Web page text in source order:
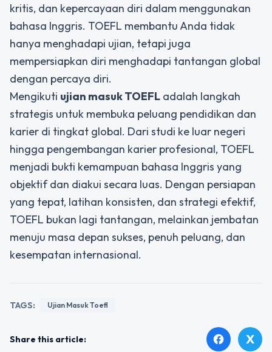
kritis, dan kepercayaan diri dalam menggunakan
bahasa Inggris. TOEFL membantu Anda tidak
hanya menghadapi ujian, tetapi juga
mempersiapkan diri menghadapi tantangan global
dengan percaya diri.
Mengikuti ujian masuk TOEFL adalah langkah
strategis untuk membuka peluang pendidikan dan
karier di tingkat global. Dari studi ke luar negeri
hingga pengembangan karier profesional, TOEFL
menjadi bukti kemampuan bahasa Inggris yang
objektif dan diakui secara luas. Dengan persiapan
yang tepat, latihan konsisten, dan strategi efektif,
TOEFL bukan lagi tantangan, melainkan jembatan
menuju masa depan sukses, penuh peluang, dan
kesempatan internasional.
TAGS: Ujian Masuk Toefl
Share this article: facebook X